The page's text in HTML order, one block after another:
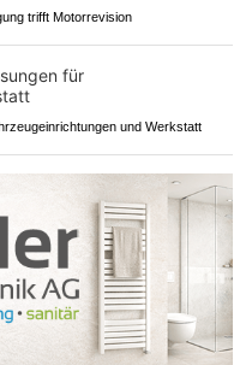
trifft Motorrevision
und Werkstatt